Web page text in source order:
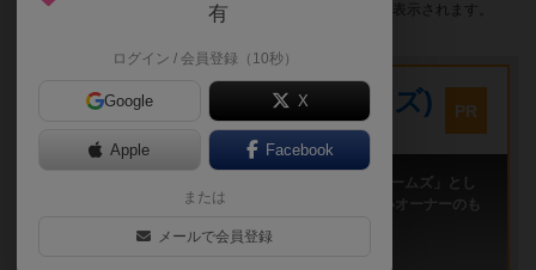
グインすると、同じ都道府県内の店舗に絞り込むボタンが表示されます。
プレイスペース
キウイ！(旧:キウイゲームズ) PR
「キウイ！」は、2011年9月大阪日本橋で「キウイゲームズ」とし
てスタートしたボードゲームカフェです。 今は新しいオーナーのも
有
ログイン / 会員登録（10秒）
Google X
Apple Facebook
または
メールで会員登録